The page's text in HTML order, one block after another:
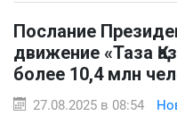
Послание
движение «Таза
более 10,4 млн
27.08.2025 в 08:54